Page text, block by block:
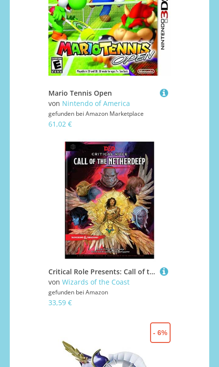
Mario Tennis Open
von Nintendo of America
gefunden bei Amazon Marketplace
61,02 €
Critical Role Presents: Call of the Netherdeep (D&D Adventure Book)
von Wizards of the Coast
gefunden bei Amazon
33,59 €
- 6%